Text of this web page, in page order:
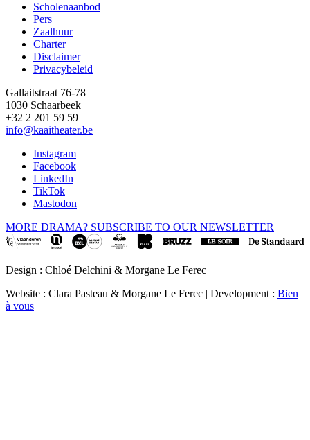
Footer
Scholenaanbod
Pers
Zaalhuur
Charter
Disclaimer
Privacybeleid
Gallaitstraat 76-78
1030 Schaarbeek
+32 2 201 59 59
info@kaaitheater.be
Instagram
Facebook
LinkedIn
TikTok
Mastodon
MORE DRAMA? SUBSCRIBE TO OUR NEWSLETTER
Design : Chloé Delchini & Morgane Le Ferec
Website : Clara Pasteau & Morgane Le Ferec | Development : Bien
à vous